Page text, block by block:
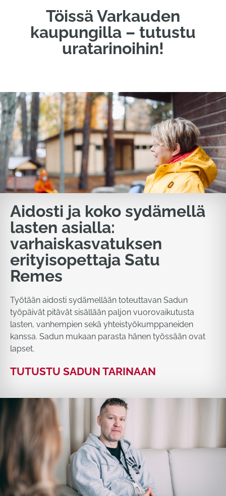
Töissä Varkauden
kaupungilla – tutustu
uratarinoihin!
Aidosti ja koko sydämellä
lasten asialla:
varhaiskasvatuksen
erityisopettaja Satu
Remes
Työtään aidosti sydämellään toteuttavan Sadun
työpäivät pitävät sisällään paljon vuorovaikutusta
lasten, vanhempien sekä yhteistyökumppaneiden
kanssa. Sadun mukaan parasta hänen työssään ovat
lapset.
TUTUSTU SADUN TARINAAN